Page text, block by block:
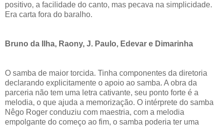
positivo, a facilidade do canto, mas pecava na simplicidade.
Era carta fora do baralho.
Bruno da Ilha, Raony, J. Paulo, Edevar e Dimarinha
O samba de maior torcida. Tinha componentes da diretoria
declarando explicitamente o apoio ao samba. A obra da
parceria não tem uma letra cativante, seu ponto forte é a
melodia, o que ajuda a memorização. O intérprete do samba
Nêgo Roger conduziu com maestria, com a melodia
empolgante do começo ao fim, o samba poderia ter uma